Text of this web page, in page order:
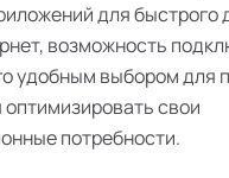
для быстрого
возможность
удобным выбором для
свои
потребности.